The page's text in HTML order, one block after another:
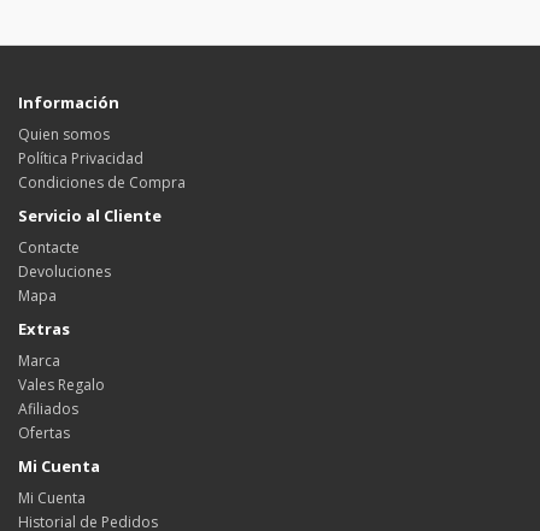
Información
Quien somos
Política Privacidad
Condiciones de Compra
Servicio al Cliente
Contacte
Devoluciones
Mapa
Extras
Marca
Vales Regalo
Afiliados
Ofertas
Mi Cuenta
Mi Cuenta
Historial de Pedidos